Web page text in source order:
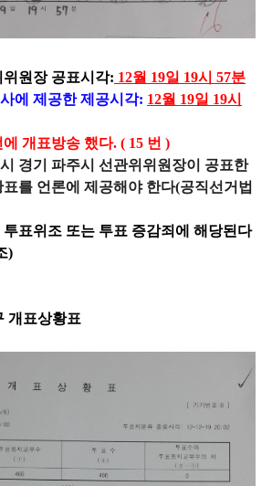
위원장 공표시각: 12월 19일 19시 57분
에 제공한 제공시각: 12월 19일 19시
개표방송 했다. ( 15 번 )
경기 파주시 선관위위원장이 공표한
를 언론에 제공해야 한다(공직선거법
표위조 또는 투표 증감죄에 해당된다
)
개표상황표